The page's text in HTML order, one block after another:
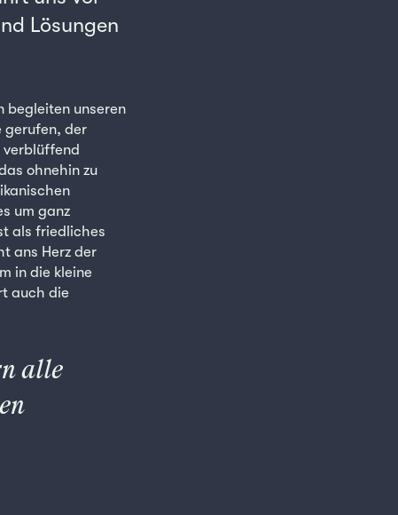
Lösungen
begleiten unseren
gerufen, der
verblüffend
ohnehin zu
um ganz
als friedliches
ans Herz der
in die kleine
auch die
alle